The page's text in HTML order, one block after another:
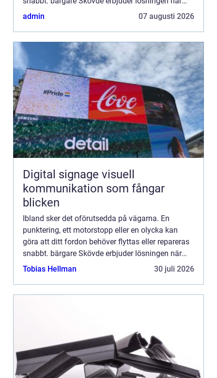
kunder i Sk&oum...
admin 07 augusti 2026
Digital signage visuell
kommunikation som fångar
blicken
Ibland sker det oförutsedda på vägarna. En
punktering, ett motorstopp eller en olycka kan
göra att ditt fordon behöver flyttas eller repareras
snabbt. bärgare Skövde erbjuder lösningen när
kunder i Sk&oum...
Tobias Hellman 30 juli 2026